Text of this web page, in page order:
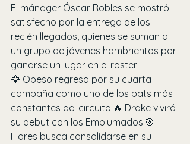
El mánager Óscar Robles se mostró
satisfecho por la entrega de los
recién llegados, quienes se suman a
un grupo de jóvenes hambrientos por
ganarse un lugar en el roster.
🦅 Obeso regresa por su cuarta
campaña como uno de los bats más
constantes del circuito.🔥 Drake vivirá
su debut con los Emplumados.🎯
Flores busca consolidarse en su